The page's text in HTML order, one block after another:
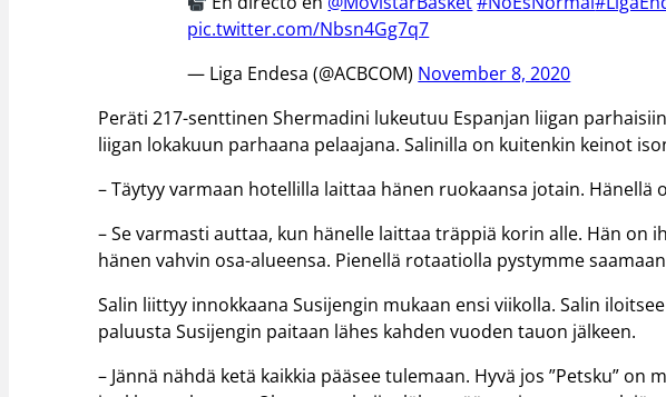
pic.twitter.com/Nbsn4Gg7q7
— Liga Endesa (@ACBCOM) November 8, 2020
Peräti 217-senttinen Shermadini lukeutuu Espanjan liigan
liigan lokakuun parhaana pelaajana. Salinilla on kuitenkin keinot
– Täytyy varmaan hotellilla laittaa hänen ruokaansa jotain. Hänellä
– Se varmasti auttaa, kun hänelle laittaa träppiä korin alle. Hän on
hänen vahvin osa-alueensa. Pienellä rotaatiolla pystymme
Salin liittyy innokkaana Susijengin mukaan ensi viikolla. Salin
paluusta Susijengin paitaan lähes kahden vuoden tauon jälkeen.
– Jännä nähdä ketä kaikkia pääsee tulemaan. Hyvä jos ”Petsku”